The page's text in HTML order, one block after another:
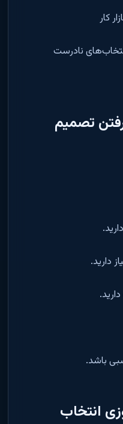
کار
نادرست
تصمیم
.
دارید.
.
باشد.
انتخاب